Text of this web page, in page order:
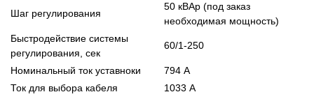
Шаг регулирования
50 кВАр (под заказ
необходимая мощность)
Быстродействие системы
регулирования, сек
60/1-250
Номинальный ток уставноки
794 А
Ток для выбора кабеля
1033 А